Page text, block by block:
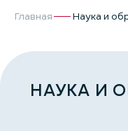
Главная Наука и
НАУКА И